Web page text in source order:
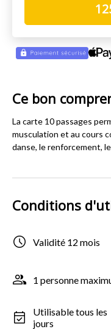
Ce bon
La carte 10 passages
musculation et au cours
danse, le renforcement,
Conditions
Validité 12 mois
1 personne
Utilisable tous les
jours